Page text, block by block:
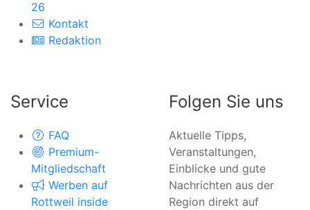
26
Kontakt
Redaktion
Service
FAQ
Premium-
Mitgliedschaft
Werben auf
Rottweil inside
Folgen Sie uns
Aktuelle Tipps,
Veranstaltungen,
Einblicke und gute
Nachrichten aus der
Region direkt auf